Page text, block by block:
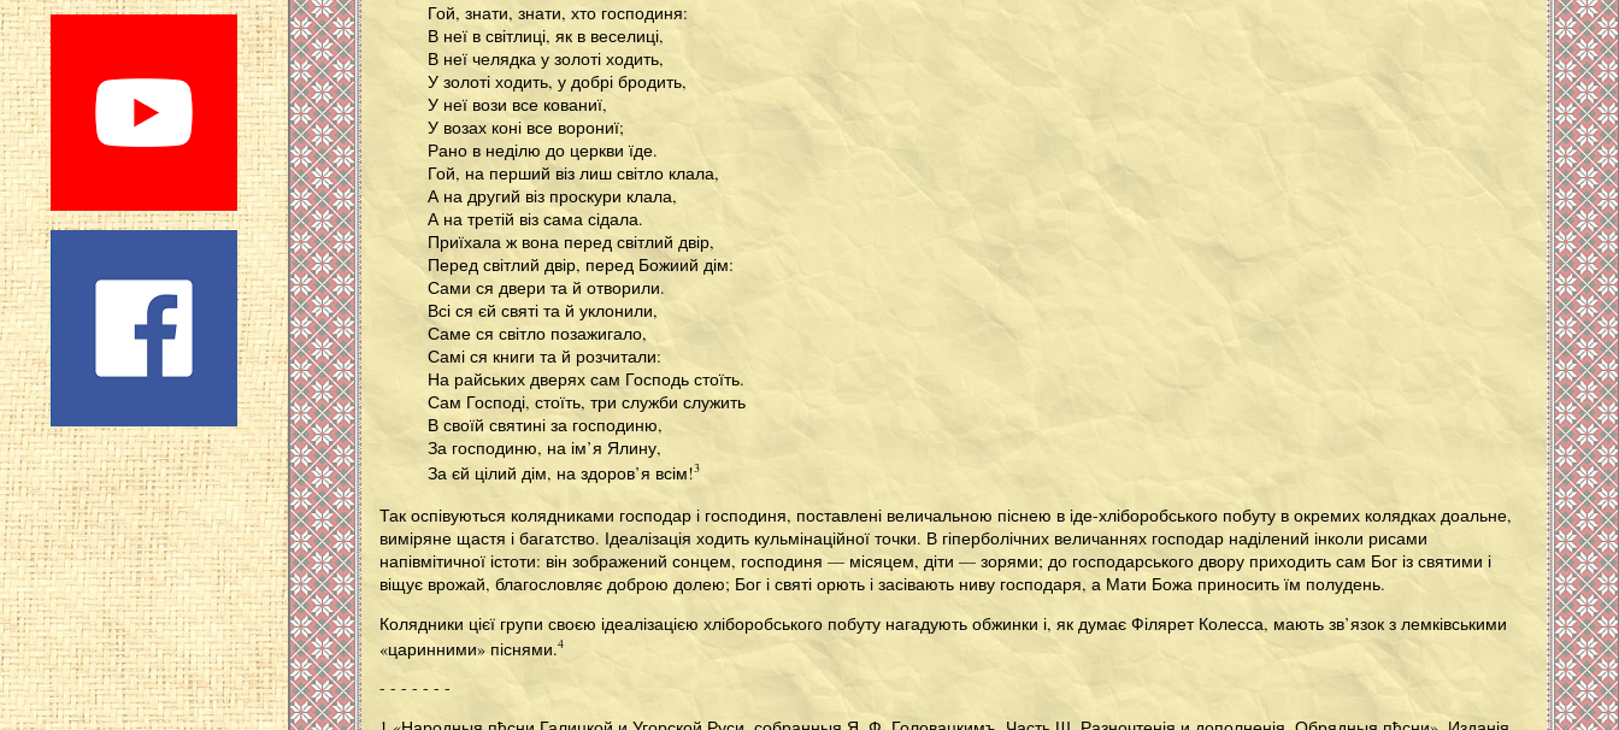
Гой, знати, знати, хто господиня:
В неї в світлиці, як в веселиці,
В неї челядка у золоті ходить,
У золоті ходить, у добрі бродить,
У неї вози все кованиї,
У возах коні все ворониї;
Рано в неділю до церкви їде.
Гой, на перший віз лиш світло клала,
А на другий віз проскури клала,
А на третій віз сама сідала.
Приїхала ж вона перед світлий двір,
Перед світлий двір, перед Божиий дім:
Сами ся двери та й отворили.
Всі ся єй святі та й уклонили,
Саме ся світло позажигало,
Самі ся книги та й розчитали:
На райських дверях сам Господь стоїть.
Сам Господі, стоїть, три служби служить
В своїй святині за господиню,
За господиню, на ім’я Ялину,
За єй цілий дім, на здоров’я всім!3
Так оспівуються колядниками господар і господиня, поставлені величальною піснею в іде-хліборобського побуту в окремих колядках доальне,
виміряне щастя і багатство. Ідеалізація ходить кульмінаційної точки. В гіперболічних величаннях господар наділений інколи рисами
напівмітичної істоти: він зображений сонцем, господиня — місяцем, діти — зорями; до господарського двору приходить сам Бог із святими і
віщує врожай, благословляє доброю долею; Бог і святі орють і засівають ниву господаря, а Мати Божа приносить їм полудень.
Колядники цієї групи своєю ідеалізацією хліборобського побуту нагадують обжинки і, як думає Філярет Колесса, мають зв’язок з лемківськими
«царинними» піснями.4
- - - - - - -